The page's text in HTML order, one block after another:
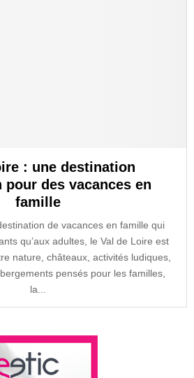
: une destination
pour des vacances en
famille
de vacances en famille qui
qu’aux adultes, le Val de Loire est
nature, châteaux, activités ludiques,
pensés pour les familles,
la...